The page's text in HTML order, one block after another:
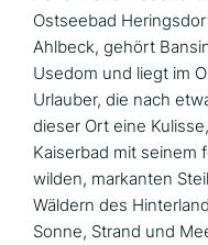
Ostseebad
Ahlbeck, gehört
Usedom und liegt im
Urlauber, die nach
dieser Ort eine
Kaiserbad mit seinem
wilden, markanten
Wäldern des
Sonne, Strand und